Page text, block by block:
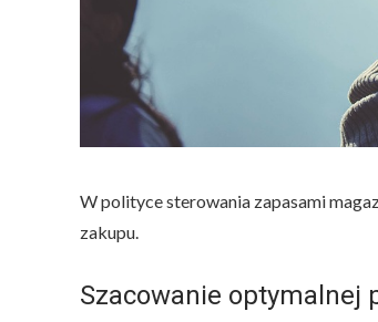
W polityce sterowania zapasami
zakupu.
Szacowanie optymalnej